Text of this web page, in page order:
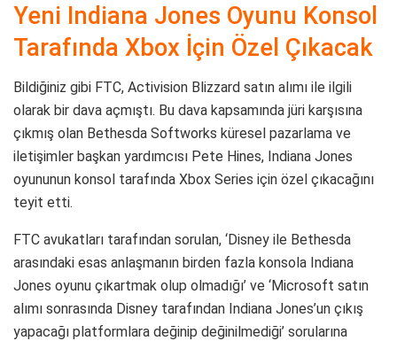
Yeni Indiana Jones Oyunu Konsol
Tarafında Xbox İçin Özel Çıkacak
Bildiğiniz gibi FTC, Activision Blizzard satın alımı ile ilgili
olarak bir dava açmıştı. Bu dava kapsamında jüri karşısına
çıkmış olan Bethesda Softworks küresel pazarlama ve
iletişimler başkan yardımcısı Pete Hines, Indiana Jones
oyununun konsol tarafında Xbox Series için özel çıkacağını
teyit etti.
FTC avukatları tarafından sorulan, ‘Disney ile Bethesda
arasındaki esas anlaşmanın birden fazla konsola Indiana
Jones oyunu çıkartmak olup olmadığı’ ve ‘Microsoft satın
alımı sonrasında Disney tarafından Indiana Jones’un çıkış
yapacağı platformlara değinip değinilmediği’ sorularına